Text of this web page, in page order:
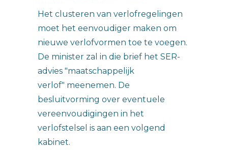
Het clusteren van verlofregelingen
moet het eenvoudiger maken om
nieuwe verlofvormen toe te voegen.
De minister zal in die brief het SER-
advies "maatschappelijk
verlof" meenemen. De
besluitvorming over eventuele
vereenvoudigingen in het
verlofstelsel is aan een volgend
kabinet.